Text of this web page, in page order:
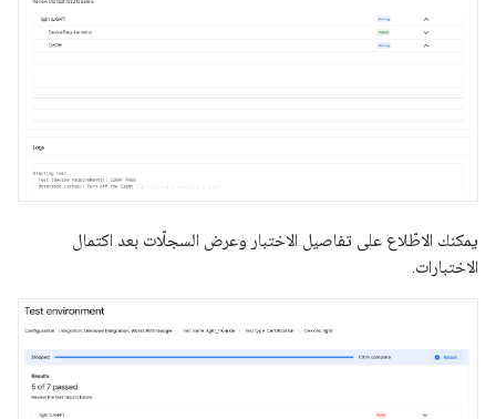
يمكنك الاطّلاع على تفاصيل الاختبار وعرض السجلّات بعد اكتمال
الاختبارات.